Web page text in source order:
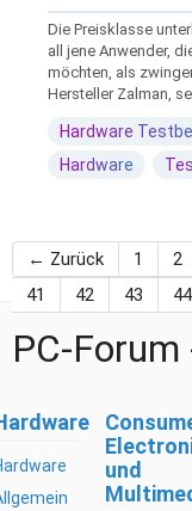
Die Preisklasse
all jene Anwender,
möchten, als
Hersteller Zalman,
Hardware
Hardware
← Zurück 1 2
41
42 43 44
PC-
und